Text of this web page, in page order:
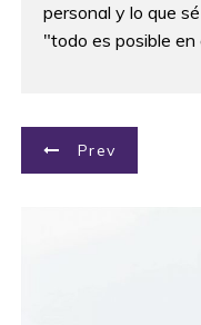
personal y lo que
"todo es posible
N
Prev